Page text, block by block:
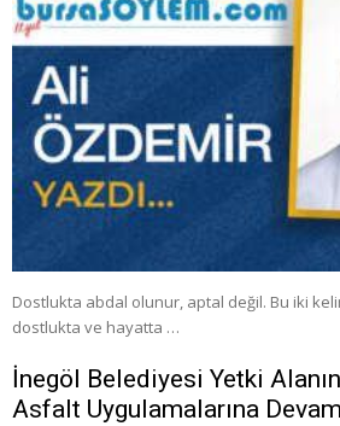
Dostlukta abdal olunur, aptal değil. Bu iki
dostlukta ve hayatta …
İnegöl Belediyesi Yetki
Asfalt Uygulamalarına